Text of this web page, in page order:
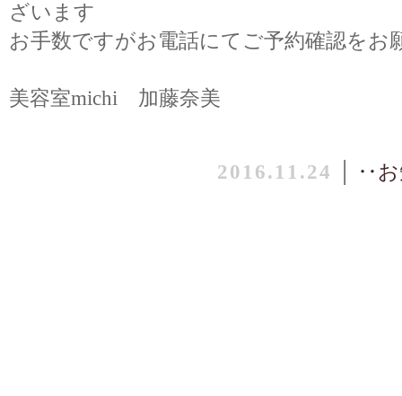
ざいます
お手数ですがお電話にてご予約確認をお
美容室michi 加藤奈美
2016.11.24 ‥